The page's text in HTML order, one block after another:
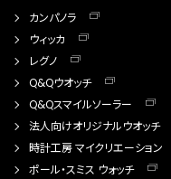
カンパノラ
ウィッカ
レグノ
Q&Qウオッチ
Q&Qスマイルソーラー
法人向けオリジナルウオッチ
時計工房 マイクリエーション
ポール・スミス ウォッチ